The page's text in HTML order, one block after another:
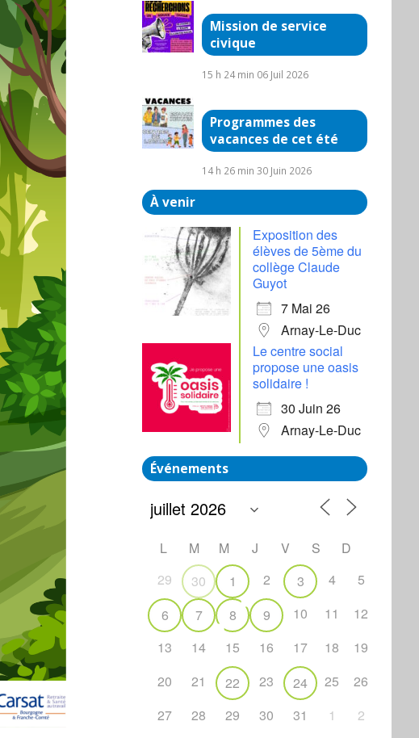
Mission de service
civique
15 h 24 min 06 Juil 2026
Programmes des
vacances de cet été
14 h 26 min 30 Juin 2026
À venir
Exposition des
élèves de 5ème du
collège Claude
Guyot
7 Mai 26
Arnay-Le-Duc
Le centre social
propose une oasis
solidaire !
30 Juin 26
Arnay-Le-Duc
Événements
L M M J V S
D
29
30 1 2 3 4
5
6
7 8 9 10 11
12
13
14 15 16 17 18
19
20
21 22 23 24 25
26
27
28 29 30 31 1 2